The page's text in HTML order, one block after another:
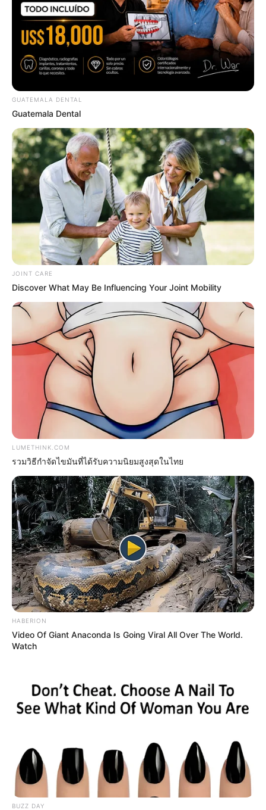
Japan's Oldest Doctors Say Memory Loss Isn't Age:
Just Stop Eating These 3 Foods
$30k In Debt Relief Scandal: What Financial
Institutions Quietly Conceal
JG WENTWORTH
Over 50 And Struggling With Knee Stiffness? Don't
Miss This
This Trick Is For Men In Their 40's To Perform Better
GUATEMALA DENTAL
Guatemala Dental
JOINT CARE
Discover What May Be Influencing Your Joint Mobility
LUMETHINK.COM
รวมวิธีกำจัดไขมันที่ได้รับความนิยมสูงสุดในไทย
HABERION
Video Of Giant Anaconda Is Going Viral All Over The World.
Watch
BUZZ DAY